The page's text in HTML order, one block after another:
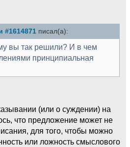
#1614871 писал(а):
вы так решили? И в чем
принципиальная
(или о суждении) на
что предложение может не
для того, чтобы можно
или ложность смыслового